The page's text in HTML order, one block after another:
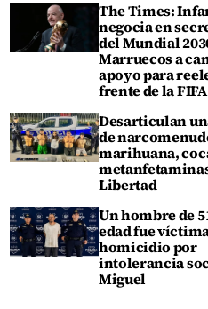
The Times:
negocia en
del Mundial
Marruecos a
apoyo para
frente de la FIFA
Desarticulan
de
marihuana,
Libertad
Un hombre de
edad fue
homicidio por
intolerancia
Miguel